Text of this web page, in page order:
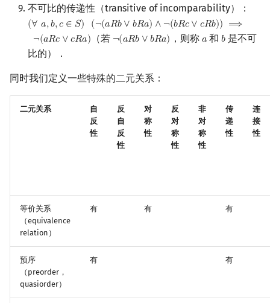
莫比乌斯反演
Powerful Number 筛
Min_25 筛
连分数
Stern–Brocot 树与 Farey 序列
二次域
手指树
霍夫曼树
网络流
图的匹配
Prüfer 序列
矩阵树定理
图上随机游走
不可比的传递性（transitive of incomparability）：
(∀ 𝑎,𝑏,𝑐 ∈ 𝑆) (¬(𝑎𝑅𝑏∨ 𝑏𝑅𝑎) ∧ ¬(𝑏𝑅𝑐∨ 𝑐𝑅𝑏)) ⟹
¬(𝑎𝑅𝑐 ∨𝑐𝑅𝑎)
(∀ a,b,c∈S ) ( (aRb∨b R a)∧¬( bRc∨cR b) )⟹¬(a Rc∨
（若 ¬(𝑎𝑅𝑏 ∨𝑏𝑅𝑎)
¬(aRb∨bRa) ，则称 𝑎
a 和𝑏
b是不可
比的）．
同时我们定义一些特殊的二元关系：
二元关系
自
反
性
反
自
反
性
对
称
性
反
对
称
性
非
对
称
性
传
递
性
连
接
性
等价关系
（equivalence
relation）
有 有 有
预序
（preorder，
quasiorder）
有 有